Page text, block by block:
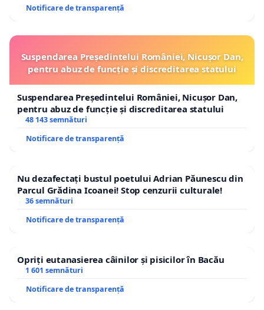
Notificare de transparență
Suspendarea Președintelui României, Nicușor Dan,
pentru abuz de funcție și discreditarea statului
Suspendarea Președintelui României, Nicușor Dan,
pentru abuz de funcție și discreditarea statului
48 143 semnături
Notificare de transparență
Nu dezafectați bustul poetului Adrian Păunescu din
Parcul Grădina Icoanei! Stop cenzurii culturale!
36 semnături
Notificare de transparență
Opriți eutanasierea câinilor și pisicilor în Bacău
1 601 semnături
Notificare de transparență